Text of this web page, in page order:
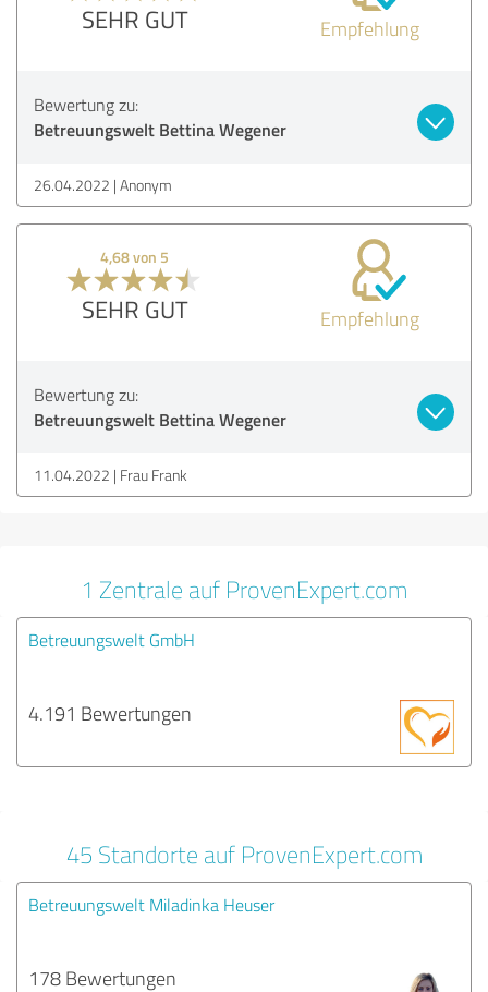
SEHR GUT Empfehlung
Bewertung zu:
Betreuungswelt Bettina Wegener
26.04.2022 Anonym
4,68 von 5
SEHR GUT Empfehlung
Bewertung zu:
Betreuungswelt Bettina Wegener
11.04.2022 Frau Frank
1 Zentrale auf ProvenExpert.com
Betreuungswelt GmbH
4.191 Bewertungen
45 Standorte auf ProvenExpert.com
Betreuungswelt Miladinka Heuser
178 Bewertungen